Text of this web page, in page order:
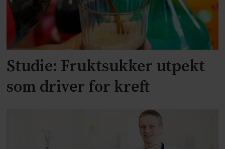
Studie: Fruktsukker utpekt
som driver for kreft